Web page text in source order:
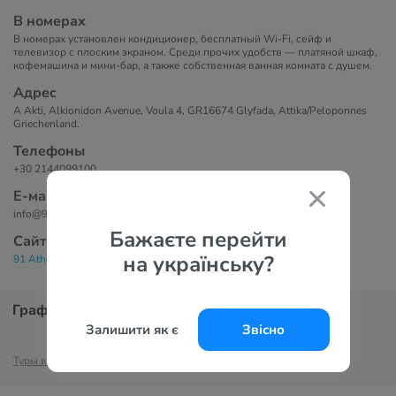
Бажаєте перейти
на українську?
Залишити як є Звісно
В номерах
В номерах установлен кондиционер, бесплатный Wi-Fi, сейф и
телевизор с плоским экраном. Среди прочих удобств — платяной шкаф,
кофемашина и мини-бар, а также собственная ванная комната с душем.
Адрес
A Akti, Alkionidon Avenue, Voula 4, GR16674 Glyfada, Attika/Peloponnes
Griechenland.
Телефоны
+30 2144099100
Е-маil
info@91athensrinieratheresort.com
Сайт
91 Athens Riviera, The Resort 5*
График цен
Туры в Афины